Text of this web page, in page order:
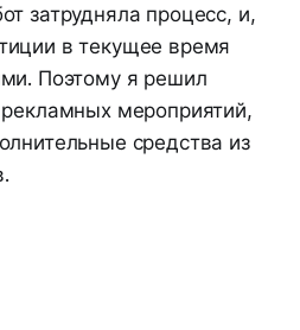
затрудняла процесс, и,
в текущее время
Поэтому я решил
рекламных мероприятий,
средства из